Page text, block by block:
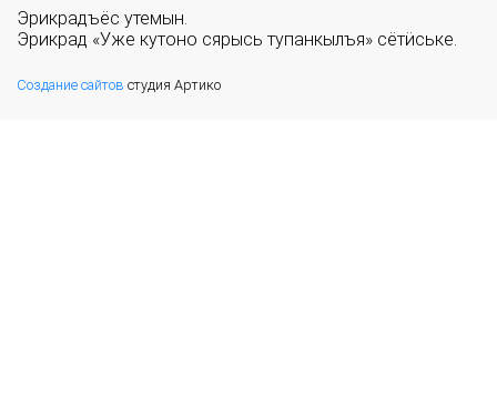
Эрикрадъёс утемын.
Эрикрад «Уже кутоно сярысь тупанкылъя» сётӥське.
Создание сайтов студия Артико